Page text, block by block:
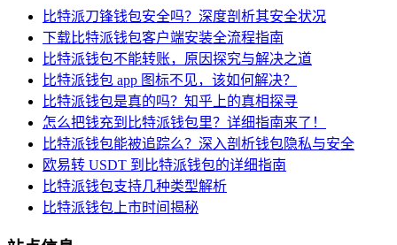
比特派刀锋钱包安全吗？深度剖析其安全状况
下载比特派钱包客户端安装全流程指南
比特派钱包不能转账，原因探究与解决之道
比特派钱包 app 图标不见，该如何解决？
比特派钱包是真的吗？知乎上的真相探寻
怎么把钱充到比特派钱包里？详细指南来了！
比特派钱包能被追踪么？深入剖析钱包隐私与安全
欧易转 USDT 到比特派钱包的详细指南
比特派钱包支持几种类型解析
比特派钱包上市时间揭秘